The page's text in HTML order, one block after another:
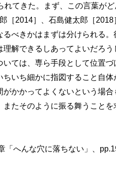
きた。まず、この言葉がど
［2014］、石島健太郎［
べきかはまずは分けられる
解できるしあってよいだろ
ては、専ら手段として位置
いち細かに指図すること自
かかってよくないという場
たそのように振る舞うことを
へんな穴に落ちない」、